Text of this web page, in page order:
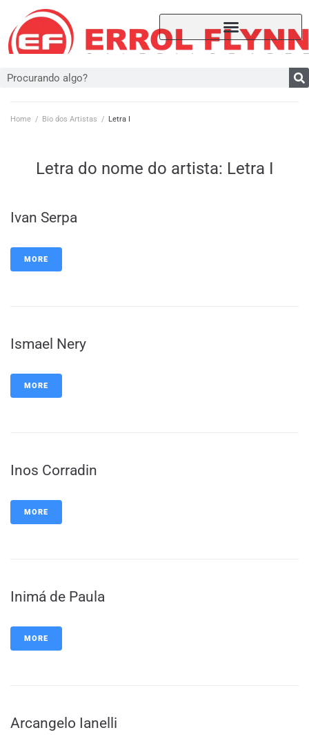
Home / Bio dos Artistas / Letra I
Letra do nome do artista: Letra I
Ivan Serpa
MORE
Ismael Nery
MORE
Inos Corradin
MORE
Inimá de Paula
MORE
Arcangelo Ianelli